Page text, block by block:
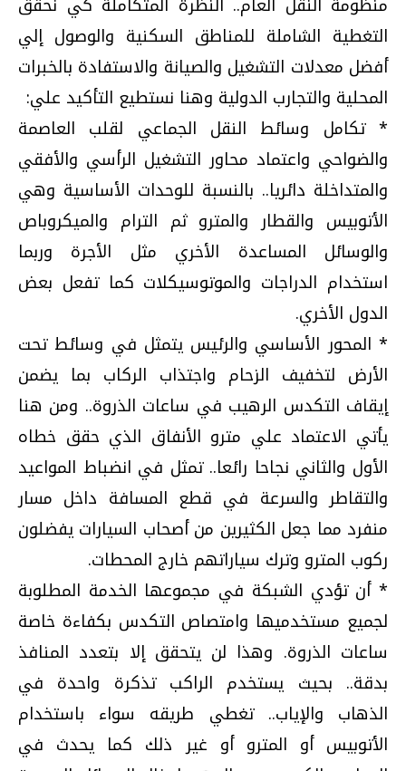
التغطية الشاملة للمناطق السكنية والوصول إلي
أفضل معدلات التشغيل والصيانة والاستفادة بالخبرات
المحلية والتجارب الدولية وهنا نستطيع التأكيد علي:
* تكامل وسائط النقل الجماعي لقلب العاصمة
والضواحي واعتماد محاور التشغيل الرأسي والأفقي
والمتداخلة دائريا.. بالنسبة للوحدات الأساسية وهي
الأتوبيس والقطار والمترو ثم الترام والميكروباص
والوسائل المساعدة الأخري مثل الأجرة وربما
استخدام الدراجات والموتوسيكلات كما تفعل بعض
الدول الأخري.
* المحور الأساسي والرئيس يتمثل في وسائط تحت
الأرض لتخفيف الزحام واجتذاب الركاب بما يضمن
إيقاف التكدس الرهيب في ساعات الذروة.. ومن هنا
يأتي الاعتماد علي مترو الأنفاق الذي حقق خطاه
الأول والثاني نجاحا رائعا.. تمثل في انضباط المواعيد
والتقاطر والسرعة في قطع المسافة داخل مسار
منفرد مما جعل الكثيرين من أصحاب السيارات يفضلون
ركوب المترو وترك سياراتهم خارج المحطات.
* أن تؤدي الشبكة في مجموعها الخدمة المطلوبة
لجميع مستخدميها وامتصاص التكدس بكفاءة خاصة
ساعات الذروة. وهذا لن يتحقق إلا بتعدد المنافذ
بدقة.. بحيث يستخدم الراكب تذكرة واحدة في
الذهاب والإياب.. تغطي طريقه سواء باستخدام
الأتوبيس أو المترو أو غير ذلك كما يحدث في